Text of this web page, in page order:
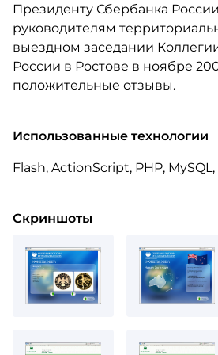
Президенту Сбербанка
руководителям
выездном заседании
России в Ростове в ноябре
положительные отзывы.
Использованные технологии
Flash, ActionScript, PHP, MySQL,
Скриншоты